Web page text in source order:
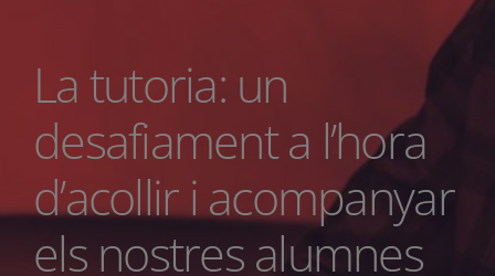
La tutoria: un
desafiament a l’hora
d’acollir i
acompanyar els